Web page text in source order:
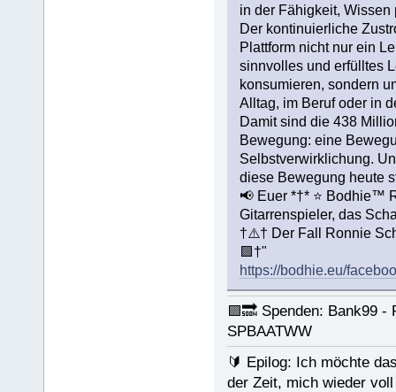
in der Fähigkeit,
Der kontinuierliche
Plattform nicht nur ein
sinnvolles und erfülltes
konsumieren, sondern
Alltag, im Beruf oder in
Damit sind die 438
Bewegung: eine
Selbstverwirklichung.
diese Bewegung heute
📢 Euer *†* ⭐️ Bodhie™
Gitarrenspieler, das
†⚠️† Der Fall Ronnie
🟪†"
https://bodhie.eu/
🟪🔜 Spenden: Bank99 -
SPBAATWW
🔰 Epilog: Ich möchte
der Zeit, mich wieder